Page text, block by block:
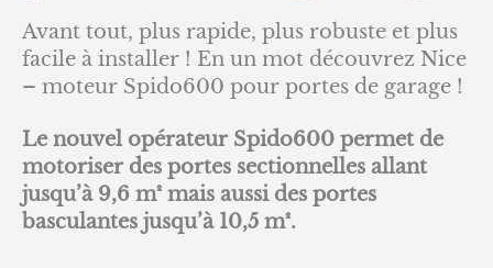
Avant tout, plus rapide, plus robuste et plus
facile à installer ! En un mot découvrez Nice
– moteur Spido600 pour portes de garage !
Le nouvel opérateur Spido600 permet de
motoriser des portes sectionnelles allant
jusqu’à 9,6 m² mais aussi des portes
basculantes jusqu’à 10,5 m².